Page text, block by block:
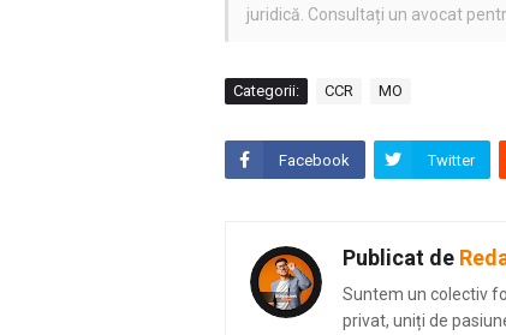
juridică. Consultați un avocat
Categorii: CCR MO
Facebook Twitter
Publicat de
Suntem un colectiv
privat, uniți de